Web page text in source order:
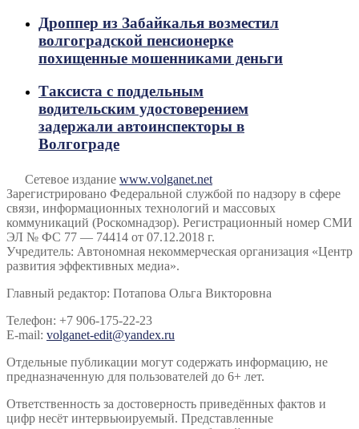
Дроппер из Забайкалья возместил
волгоградской пенсионерке
похищенные мошенниками деньги
Таксиста с поддельным
водительским удостоверением
задержали автоинспекторы в
Волгограде
Сетевое издание www.volganet.net
Зарегистрировано Федеральной службой по надзору в сфере
связи, информационных технологий и массовых
коммуникаций (Роскомнадзор). Регистрационный номер СМИ
ЭЛ № ФС 77 — 74414 от 07.12.2018 г.
Учредитель: Автономная некоммерческая организация «Центр
развития эффективных медиа».
Главный редактор: Потапова Ольга Викторовна
Телефон: +7 906-175-22-23
E-mail: volganet-edit@yandex.ru
Отдельные публикации могут содержать информацию, не
предназначенную для пользователей до 6+ лет.
Ответственность за достоверность приведённых фактов и
цифр несёт интервьюируемый. Представленные